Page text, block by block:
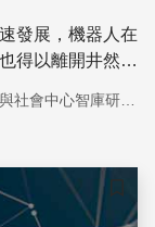
發展，機器人在
得以離開井然有
儲存